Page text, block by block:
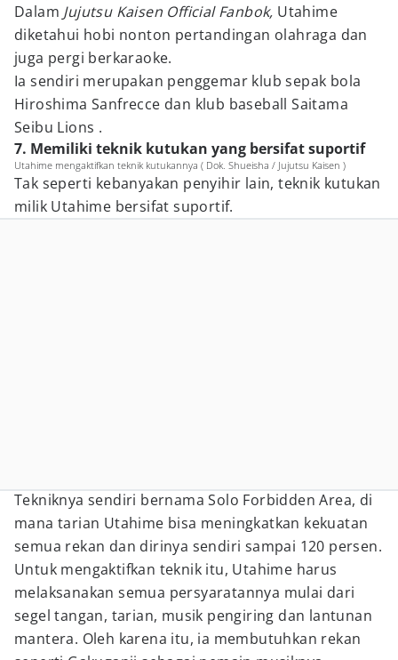
Dalam Jujutsu Kaisen Official Fanbok, Utahime
diketahui hobi nonton pertandingan olahraga dan
juga pergi berkaraoke.
Ia sendiri merupakan penggemar klub sepak bola
Hiroshima Sanfrecce dan klub baseball Saitama
Seibu Lions .
7. Memiliki teknik kutukan yang bersifat suportif
Utahime mengaktifkan teknik kutukannya ( Dok. Shueisha / Jujutsu Kaisen )
Tak seperti kebanyakan penyihir lain, teknik kutukan
milik Utahime bersifat suportif.
Tekniknya sendiri bernama Solo Forbidden Area, di
mana tarian Utahime bisa meningkatkan kekuatan
semua rekan dan dirinya sendiri sampai 120 persen.
Untuk mengaktifkan teknik itu, Utahime harus
melaksanakan semua persyaratannya mulai dari
segel tangan, tarian, musik pengiring dan lantunan
mantera. Oleh karena itu, ia membutuhkan rekan